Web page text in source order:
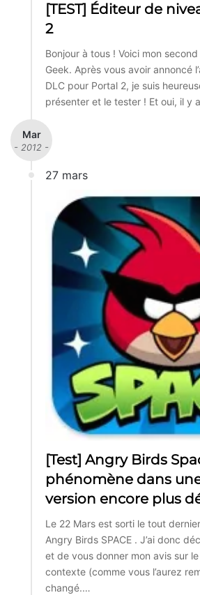
[TEST] Éditeur de
2
Bonjour à tous ! Voici mon
Geek. Après vous avoir annoncé
DLC pour Portal 2, je suis
présenter et le tester ! Et oui, il y
Mar
- 2012 -
27 mars
[Test] Angry Birds
phénomène dans
version encore plus
Le 22 Mars est sorti le tout
Angry Birds SPACE . J’ai donc
et de vous donner mon avis sur
contexte (comme vous l’aurez
changé.…